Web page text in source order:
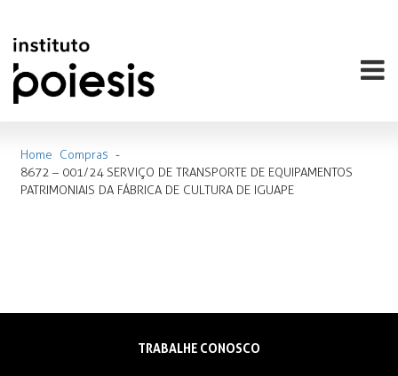
Home Compras -
8672 – 001/24 SERVIÇO DE TRANSPORTE DE EQUIPAMENTOS
PATRIMONIAIS DA FÁBRICA DE CULTURA DE IGUAPE
TRABALHE CONOSCO